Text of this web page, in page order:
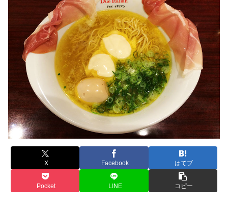
X Facebook はてブ
Pocket LINE コピー